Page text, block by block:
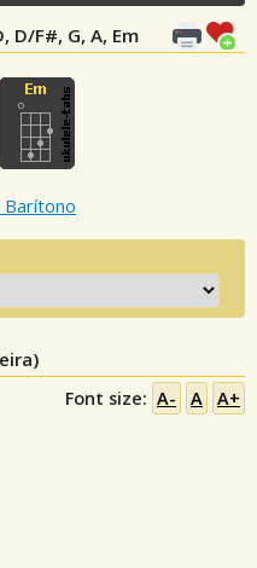
D/F#, G, A, Em
Barítono
Font size: A- A A+